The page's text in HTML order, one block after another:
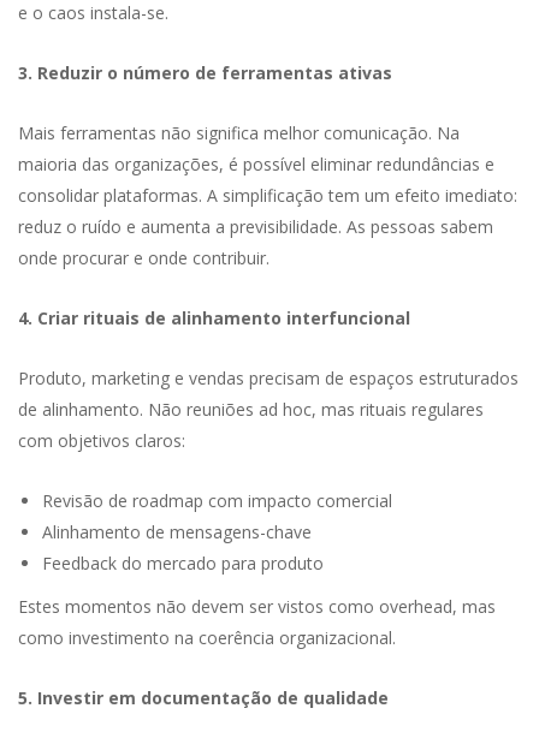
e o caos instala-se.
3. Reduzir o número de ferramentas ativas
Mais ferramentas não significa melhor comunicação. Na
maioria das organizações, é possível eliminar redundâncias e
consolidar plataformas. A simplificação tem um efeito imediato:
reduz o ruído e aumenta a previsibilidade. As pessoas sabem
onde procurar e onde contribuir.
4. Criar rituais de alinhamento interfuncional
Produto, marketing e vendas precisam de espaços estruturados
de alinhamento. Não reuniões ad hoc, mas rituais regulares
com objetivos claros:
Revisão de roadmap com impacto comercial
Alinhamento de mensagens-chave
Feedback do mercado para produto
Estes momentos não devem ser vistos como overhead, mas
como investimento na coerência organizacional.
5. Investir em documentação de qualidade